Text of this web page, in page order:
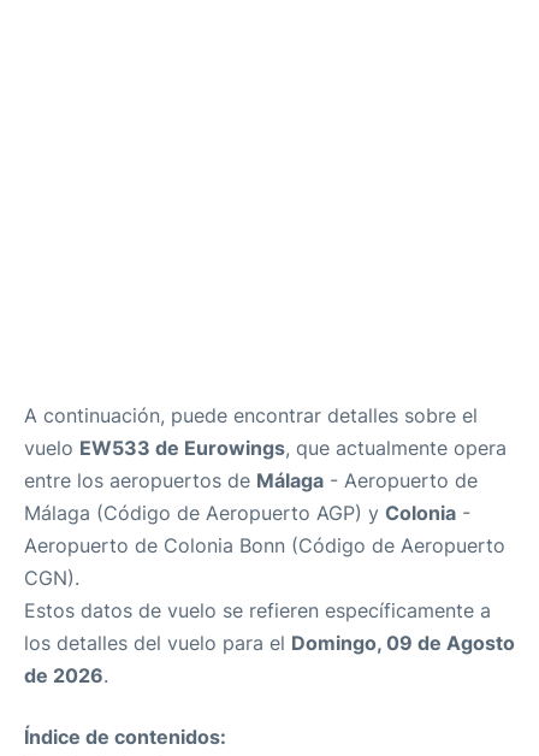
A continuación, puede encontrar detalles sobre el
vuelo EW533 de Eurowings, que actualmente opera
entre los aeropuertos de Málaga - Aeropuerto de
Málaga (Código de Aeropuerto AGP) y Colonia -
Aeropuerto de Colonia Bonn (Código de Aeropuerto
CGN).
Estos datos de vuelo se refieren específicamente a
los detalles del vuelo para el Domingo, 09 de Agosto
de 2026.
Índice de contenidos: